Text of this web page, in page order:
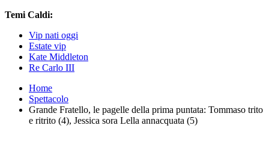
Temi Caldi:
Vip nati oggi
Estate vip
Kate Middleton
Re Carlo III
Home
Spettacolo
Grande Fratello, le pagelle della prima puntata: Tommaso trito
e ritrito (4), Jessica sora Lella annacquata (5)